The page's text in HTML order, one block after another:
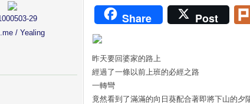
Share Post
昨天要回婆家的路上
經過了一條以前上班的必經之路
一轉彎
竟然看到了滿滿的向日葵配合著即將下山的夕
/ Yealing